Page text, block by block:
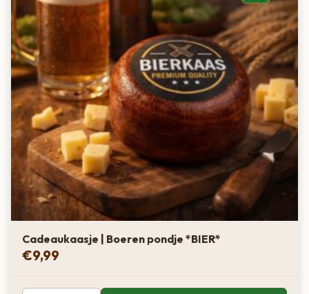
Cadeaukaasje | Boeren pondje *BIER*
€9,99